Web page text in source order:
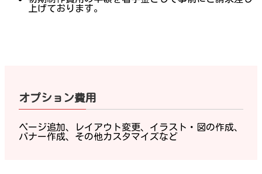
上げております。
オプション費用
ページ追加、レイアウト変更、イラスト・図の作成、
バナー作成、その他カスタマイズなど